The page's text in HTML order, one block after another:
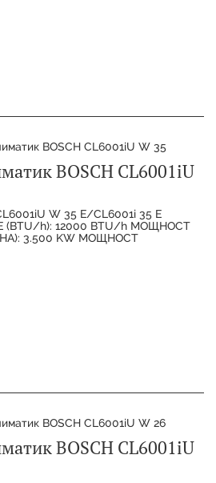
BOSCH CL6001iU
W 35 E/CL6001i 35 E
h): 12000 BTU/h МОЩНОСТ
3.500 KW МОЩНОСТ
BOSCH CL6001iU